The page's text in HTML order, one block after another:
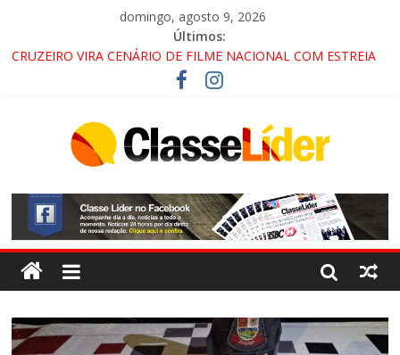
domingo, agosto 9, 2026
Últimos:
CRUZEIRO VIRA CENÁRIO DE FILME NACIONAL COM ESTREIA
PROMOTOR DO GAECO
ACESSO À APARECIDA NA DUTRA SERÁ BLOQUEADO NO FIM
ALTERNATIVAS
LORENA, PINDAMONHANGABA E QUELUZ NA RETA FINAL
PELA FÁBRICA DA COCA-COLA!